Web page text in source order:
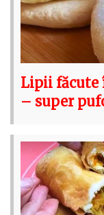
Lipii făcute
– super